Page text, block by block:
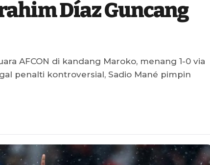
Díaz Guncang
AFCON di kandang Maroko, menang 1-0 via
penalti kontroversial, Sadio Mané pimpin